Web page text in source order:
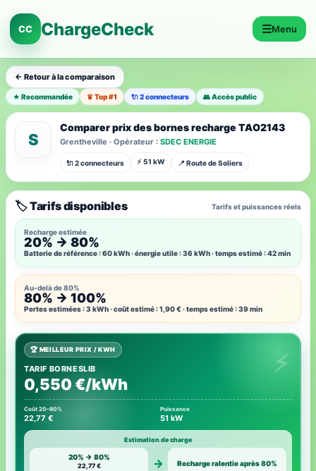
CC ChargeCheck ☰Menu
← Retour à la comparaison
★ Recommandée ♛ Top #1 🔌 2 connecteurs 👥 Accès public
S
Comparer prix des bornes recharge TAO2143
Grentheville · Opérateur : SDEC ENERGIE
🔌 2 connecteurs ⚡ 51 kW 📍 Route de Soliers
🏷️ Tarifs disponibles Tarifs et puissances réels
Recharge estimée
20% → 80%
Batterie de référence : 60 kWh · énergie utile : 36 kWh · temps estimé : 42 min
Au-delà de 80%
80% → 100%
Pertes estimées : 3 kWh · coût estimé : 1,90 € · temps estimé : 39 min
🏆 MEILLEUR PRIX / KWH
TARIF BORNESLIB
0,550 €/kWh
Coût 20–80%
22,77 €
Puissance
51 kW
Estimation de charge
20% → 80%
22,77 € → Recharge ralentie après 80%